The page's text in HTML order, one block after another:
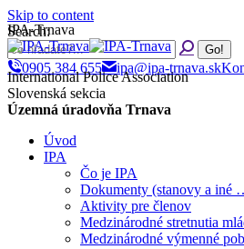
Skip to content
Search:
0905 384 655 ipa@ipa-trnava.sk
IPA-Trnava
International Police Association
Slovenská sekcia
Územná úradovňa Trnava
Úvod
IPA
Čo je IPA
Dokumenty (stanovy a iné
Aktivity pre členov
Medzinárodné stretnutia
Medzinárodné výmenné